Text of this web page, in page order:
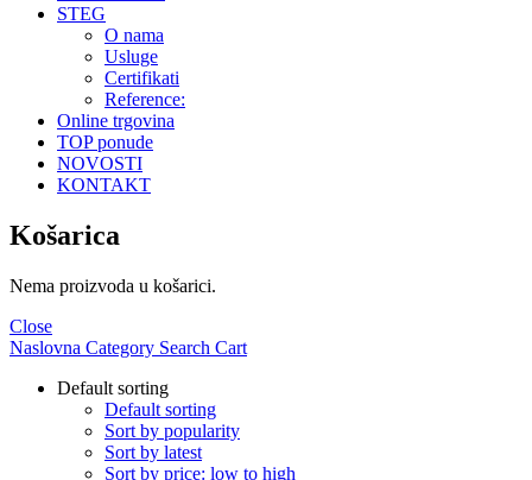
STEG
O nama
Usluge
Certifikati
Reference:
Online trgovina
TOP ponude
NOVOSTI
KONTAKT
Košarica
Nema proizvoda u košarici.
Close
Naslovna Category Search Cart
Default sorting
Default sorting
Sort by popularity
Sort by latest
Sort by price: low to high